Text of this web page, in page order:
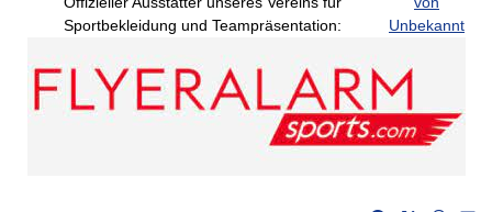
Unbekannt
Sportbekleidung und Teampräsentation: